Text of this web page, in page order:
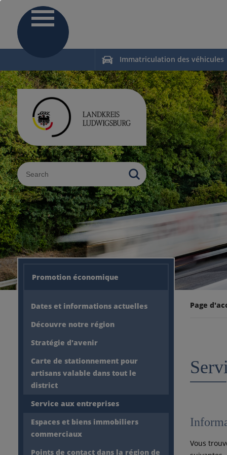
Immatriculation des véhicules
Sucheingabe
Promotion économique
Dates et informations actuelles
Découvre notre région
Stratégie d'avenir
Carte de stationnement pour
artisans valable dans tout le
district
Service aux entreprises
Espaces et biens immobiliers
commerciaux
Points de contact dans la région de
Page
Vous